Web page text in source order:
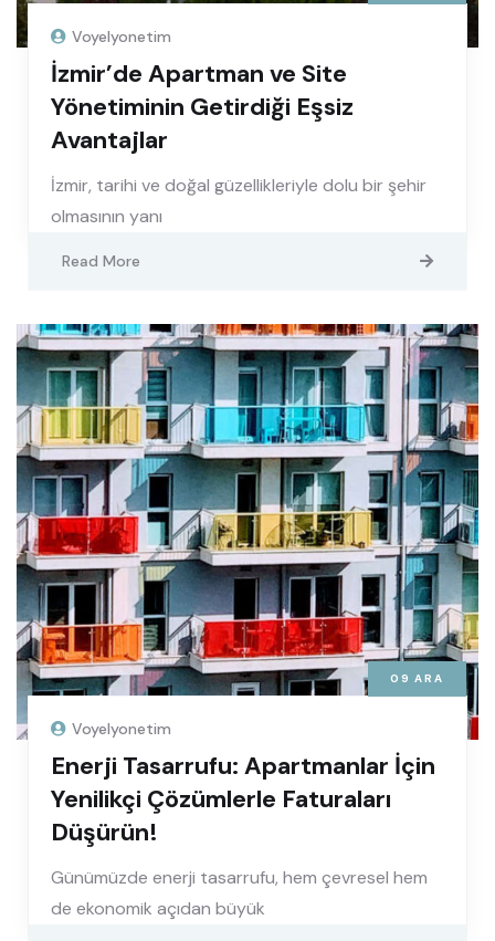
Voyelyonetim
İzmir’de Apartman ve Site
Yönetiminin Getirdiği Eşsiz
Avantajlar
İzmir, tarihi ve doğal güzellikleriyle dolu bir şehir
olmasının yanı
Read More
09 ARA
Voyelyonetim
Enerji Tasarrufu: Apartmanlar İçin
Yenilikçi Çözümlerle Faturaları
Düşürün!
Günümüzde enerji tasarrufu, hem çevresel hem
de ekonomik açıdan büyük